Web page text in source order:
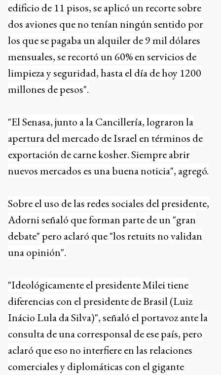
edificio de 11 pisos, se aplicó un recorte sobre
dos aviones que no tenían ningún sentido por
los que se pagaba un alquiler de 9 mil dólares
mensuales, se recortó un 60% en servicios de
limpieza y seguridad, hasta el día de hoy 1200
millones de pesos".
"El Senasa, junto a la Cancillería, lograron la
apertura del mercado de Israel en términos de
exportación de carne kosher. Siempre abrir
nuevos mercados es una buena noticia", agregó.
Sobre el uso de las redes sociales del presidente,
Adorni señaló que forman parte de un "gran
debate" pero aclaró que "los retuits no validan
una opinión".
"Ideológicamente el presidente Milei tiene
diferencias con el presidente de Brasil (Luiz
Inácio Lula da Silva)", señaló el portavoz ante la
consulta de una corresponsal de ese país, pero
aclaró que eso no interfiere en las relaciones
comerciales y diplomáticas con el gigante